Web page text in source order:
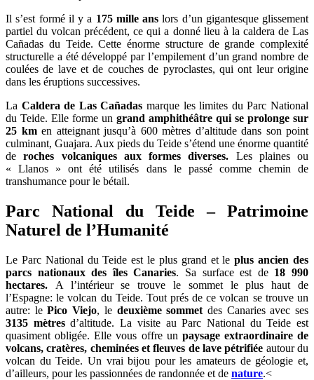
Il s’est formé il y a 175 mille ans lors d’un gigantesque glissement
partiel du volcan précédent, ce qui a donné lieu à la caldera de Las
Cañadas du Teide. Cette énorme structure de grande complexité
structurelle a été développé par l’empilement d’un grand nombre de
coulées de lave et de couches de pyroclastes, qui ont leur origine
dans les éruptions successives.
La Caldera de Las Cañadas marque les limites du Parc National
du Teide. Elle forme un grand amphithéâtre qui se prolonge sur
25 kmen atteignant jusqu’à 600 mètres d’altitude dans son point
culminant, Guajara. Aux pieds du Teide s’étend une énorme quantité
deroches volcaniques aux formes diverses. Les plaines ou
« Llanos » ont été utilisés dans le passé comme chemin de
transhumance pour le bétail.
Parc National du Teide – Patrimoine
Naturel de l’Humanité
Le Parc National du Teide est le plus grand et leplus ancien des
parcs nationaux des îles Canaries. Sa surface est de 18 990
hectares. A l’intérieur se trouve le sommet le plus haut de
l’Espagne: le volcan du Teide. Tout prés de ce volcan se trouve un
autre: lePico Viejo, le deuxième sommet des Canaries avec ses
3135 mètresd’altitude. La visite au Parc National du Teide est
quasiment obligée. Elle vous offre un paysage extraordinaire de
volcans, cratères, cheminées et fleuves de lave pétrifiée autour du
volcan du Teide. Un vrai bijou pour les amateurs de géologie et,
d’ailleurs, pour les passionnées de randonnée et de nature.<